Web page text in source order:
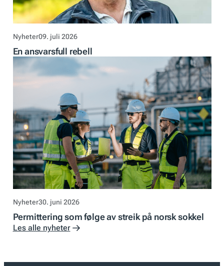
Nyheter09. juli 2026
En ansvarsfull rebell
Nyheter30. juni 2026
Permittering som følge av streik på norsk sokkel
Les alle nyheter